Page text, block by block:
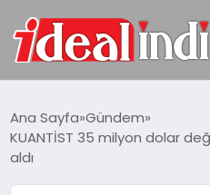
BILGISAYAR
Ana Sayfa Gündem
KUANTİST 35 milyon dolar
aldı